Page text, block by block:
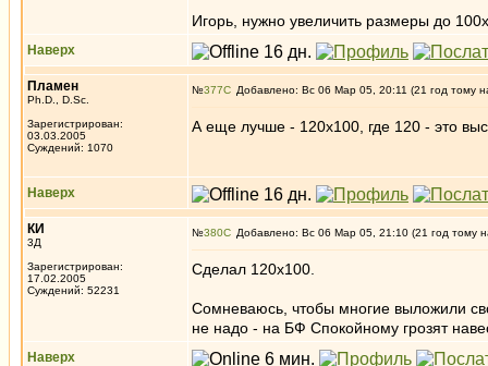
Игорь, нужно увеличить размеры до
Наверх
Пламен
Ph.D., D.Sc.
Зарегистрирован:
03.03.2005
Суждений: 1070
№377 Добавлено: Вс 06 Мар 05, 20:11 (21 год тому
А еще лучше - 120х100, где 120 - это
Наверх
КИ
3Д
Зарегистрирован:
17.02.2005
Суждений: 52231
№380 Добавлено: Вс 06 Мар 05, 21:10 (21 год тому
Сделал 120х100.
Сомневаюсь, чтобы многие выложили
не надо - на БФ Спокойному грозят
Наверх